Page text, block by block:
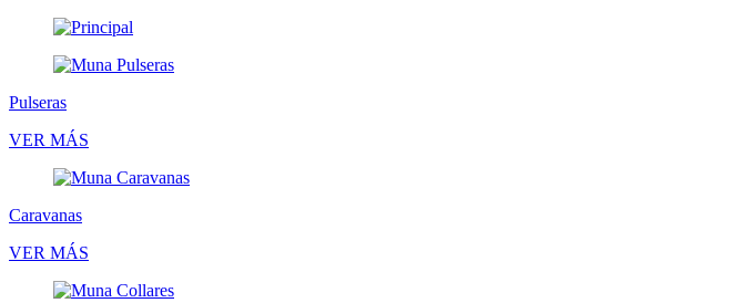
Pulseras
VER MÁS
Caravanas
VER MÁS